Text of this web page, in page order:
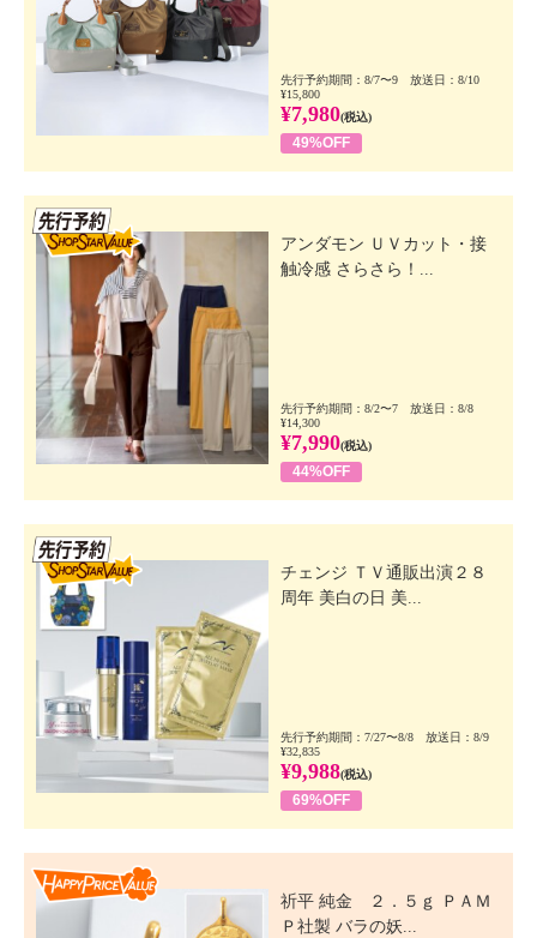
先行予約期間：8/7〜9 放送日：8/10
¥15,800
¥7,980(税込)
49%OFF
アンダモン ＵＶカット・接
触冷感 さらさら！...
先行予約期間：8/2〜7 放送日：8/8
¥14,300
¥7,990(税込)
44%OFF
チェンジ ＴＶ通販出演２８
周年 美白の日 美...
先行予約期間：7/27〜8/8 放送日：8/9
¥32,835
¥9,988(税込)
69%OFF
祈平 純金 ２．５ｇ ＰＡＭ
Ｐ社製 バラの妖...